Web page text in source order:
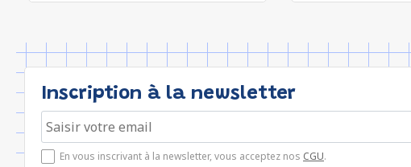
Inscription à la newsletter
En vous inscrivant à la newsletter, vous acceptez nos CGU.